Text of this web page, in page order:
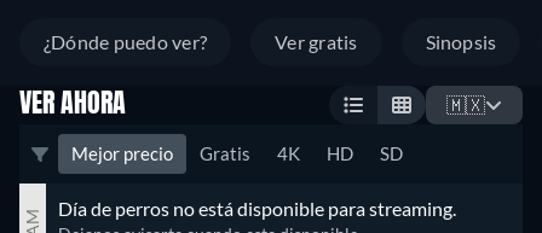
¿Dónde puedo ver? Ver gratis Sinopsis
VER AHORA 🇲🇽
Mejor precio Gratis 4K HD SD
Día de perros no está disponible para streaming.